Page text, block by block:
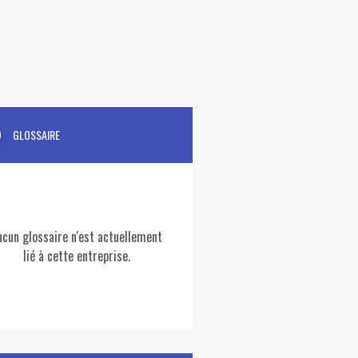
GLOSSAIRE
glossaire n'est actuellement
lié à cette entreprise.